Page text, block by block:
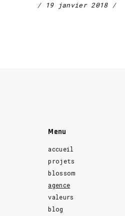
19 janvier 2018
Menu
accueil
projets
blossom
agence
valeurs
blog